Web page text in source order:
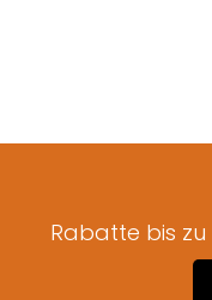
Rabatte bis zu